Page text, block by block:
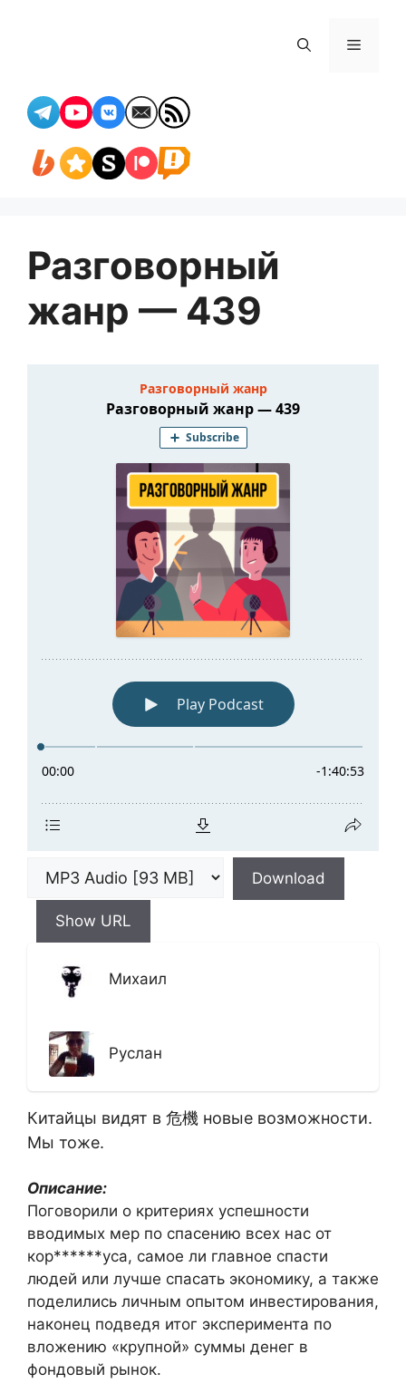
Меню
Разговорный
жанр — 439
Download
Show URL
Михаил
Руслан
Китайцы видят в 危機 новые возможности.
Мы тоже.
Описание:
Поговорили о критериях успешности
вводимых мер по спасению всех нас от
кор******уса, самое ли главное спасти
людей или лучше спасать экономику, а также
поделились личным опытом инвестирования,
наконец подведя итог эксперимента по
вложению «крупной» суммы денег в
фондовый рынок.